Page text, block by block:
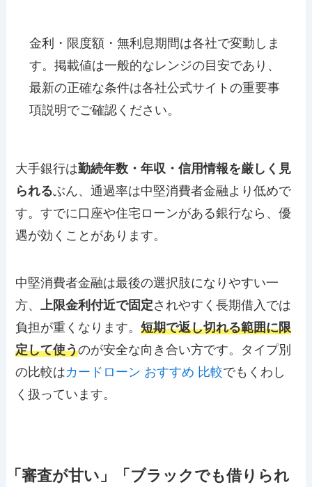
金利・限度額・無利息期間は各社で変動しま
す。掲載値は一般的なレンジの目安であり、
最新の正確な条件は各社公式サイトの重要事
項説明でご確認ください。
大手銀行は勤続年数・年収・信用情報を厳しく見
られるぶん、通過率は中堅消費者金融より低めで
す。すでに口座や住宅ローンがある銀行なら、優
遇が効くことがあります。
中堅消費者金融は最後の選択肢になりやすい一
方、
上限金利付近で固定されやすく長期借入では
負担が重くなります。短期で返し切れる範囲に限
定して使うのが安全な向き合い方です。タイプ別
の比較はカードローン おすすめ 比較でもくわし
く扱っています。
「審査が甘い」「ブラックでも借りられ